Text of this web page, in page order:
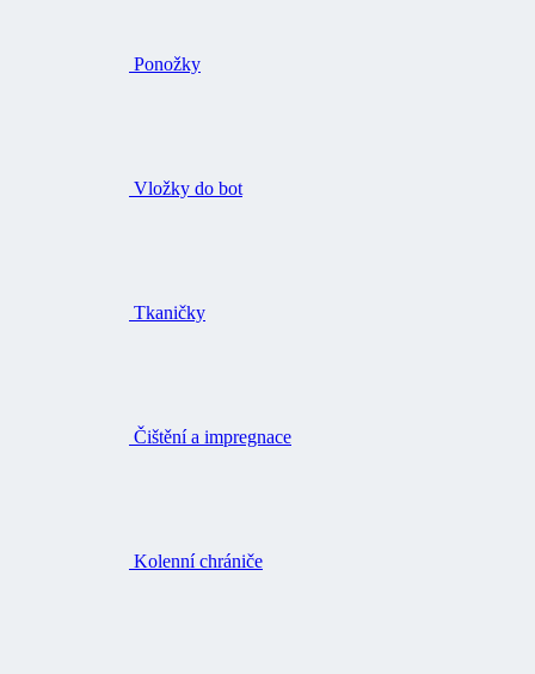
Ponožky
Vložky do bot
Tkaničky
Čištění a impregnace
Kolenní chrániče